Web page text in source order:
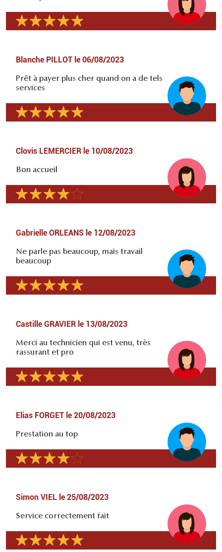
Blanche PILLOT le 06/08/2023
Prêt à payer plus cher quand on a de tels
services
Clovis LEMERCIER le 10/08/2023
Bon accueil
Gabrielle ORLEANS le 12/08/2023
Ne parle pas beaucoup, mais travail
beaucoup
Castille GRAVIER le 13/08/2023
Merci au technicien qui est venu, très
rassurant et pro
Elias FORGET le 20/08/2023
Prestation au top
Simon VIEL le 25/08/2023
Service correctement fait